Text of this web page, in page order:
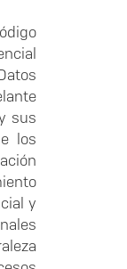
sus
los
y